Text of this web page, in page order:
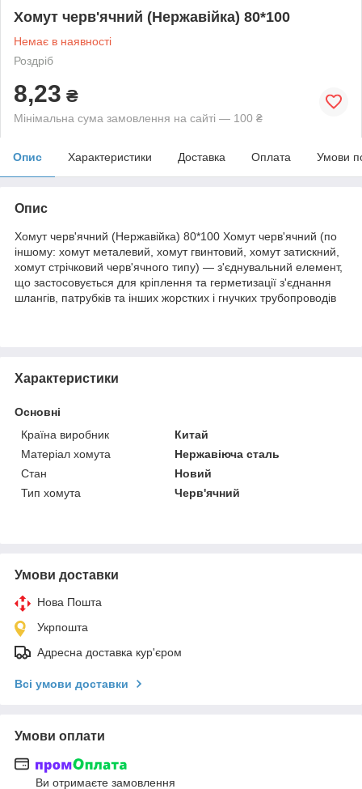
Хомут черв'ячний (Нержавійка) 80*100
Немає в наявності
Роздріб
8,23 ₴
Мінімальна сума замовлення на сайті — 100 ₴
Опис Характеристики Доставка Оплата Умови
Опис
Хомут черв'ячний (Нержавійка) 80*100 Хомут черв'ячний (по
іншому: хомут металевий, хомут гвинтовий, хомут затискний,
хомут стрічковий черв'ячного типу) — з'єднувальний елемент,
що застосовується для кріплення та герметизації з'єднання
шлангів, патрубків та інших жорстких і гнучких трубопроводів
Характеристики
Основні
Країна виробник
Китай
Матеріал хомута
Нержавіюча сталь
Стан
Новий
Тип хомута
Черв'ячний
Умови доставки
Нова Пошта
Укрпошта
Адресна доставка кур'єром
Всі умови доставки
Умови оплати
Ви отримаєте замовлення